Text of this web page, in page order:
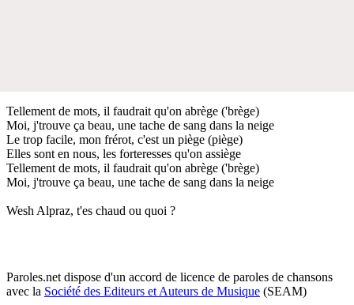
Tellement de mots, il faudrait qu'on abrège ('brège)
Moi, j'trouve ça beau, une tache de sang dans la neige
Le trop facile, mon frérot, c'est un piège (piège)
Elles sont en nous, les forteresses qu'on assiège
Tellement de mots, il faudrait qu'on abrège ('brège)
Moi, j'trouve ça beau, une tache de sang dans la neige
Wesh Alpraz, t'es chaud ou quoi ?
Paroles.net dispose d'un accord de licence de paroles de chansons
avec la Société des Editeurs et Auteurs de Musique (SEAM)